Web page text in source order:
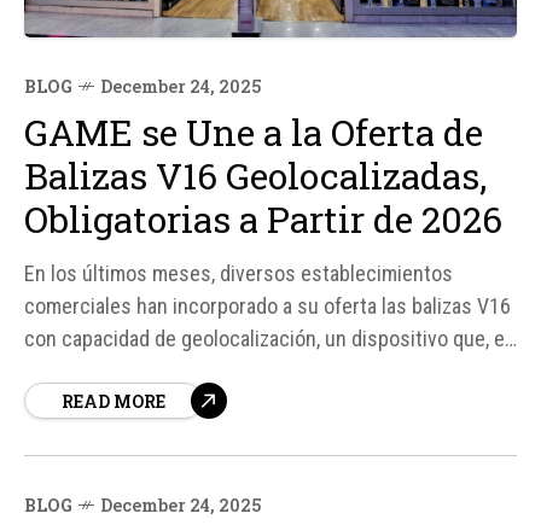
BLOG December 24, 2025
GAME se Une a la Oferta de
Balizas V16 Geolocalizadas,
Obligatorias a Partir de 2026
En los últimos meses, diversos establecimientos
comerciales han incorporado a su oferta las balizas V16
con capacidad de geolocalización, un dispositivo que, es
READ MORE
BLOG December 24, 2025